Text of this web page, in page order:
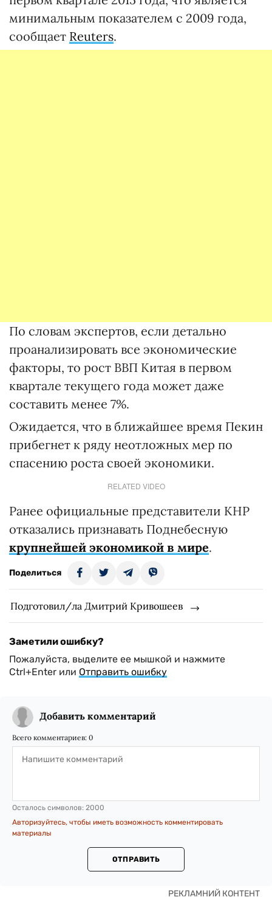
минимальным показателем с 2009 года,
сообщает Reuters.
По словам экспертов, если детально
проанализировать все экономические
факторы, то рост ВВП Китая в первом
квартале текущего года может даже
составить менее 7%.
Ожидается, что в ближайшее время Пекин
прибегнет к ряду неотложных мер по
спасению роста своей экономики.
RELATED VIDEO
Ранее официальные представители КНР
отказались признавать Поднебесную
крупнейшей экономикой в мире.
Поделиться
Подготовил/ла Дмитрий Кривошеев
Заметили ошибку?
Пожалуйста, выделите ее мышкой и нажмите
Ctrl+Enter или Отправить ошибку
Добавить комментарий
Всего комментариев: 0
Осталось символов: 2000
Авторизуйтесь, чтобы иметь возможность комментировать
материалы
ОТПРАВИТЬ